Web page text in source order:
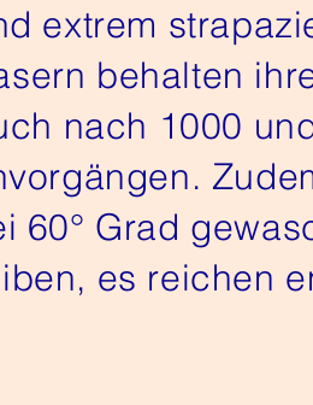
extrem
behalten
nach 1000
60° Grad
es reichen